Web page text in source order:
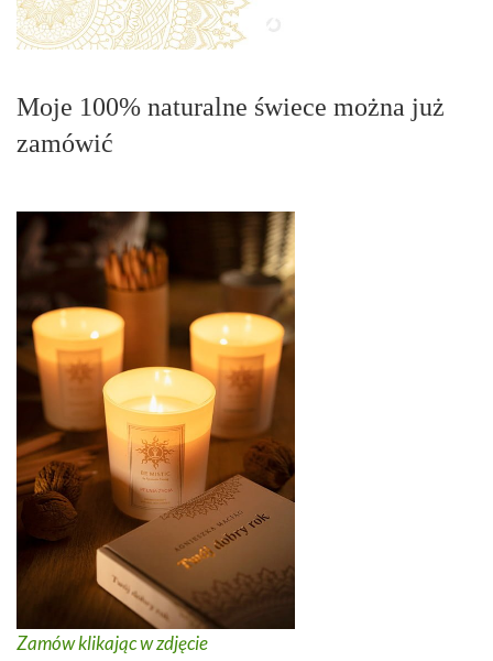
Moje 100% naturalne świece można już
zamówić
Zamów klikając w zdjęcie